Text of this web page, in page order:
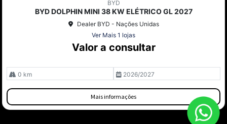
BYD
BYD DOLPHIN MINI 38 KW ELÉTRICO GL 2027
Dealer BYD - Nações Unidas
Ver Mais 1 lojas
Valor a consultar
0 km 2026/2027
Mais informações